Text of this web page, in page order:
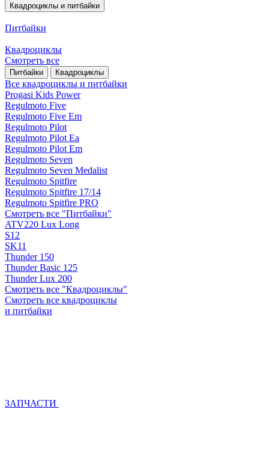
Квадроциклы и питбайки
Питбайки
Квадроциклы
Смотреть все
Питбайки Квадроциклы
Все квадроциклы и питбайки
Progasi Kids Power
Regulmoto Five
Regulmoto Five Em
Regulmoto Pilot
Regulmoto Pilot Ea
Regulmoto Pilot Em
Regulmoto Seven
Regulmoto Seven Medalist
Regulmoto Spitfire
Regulmoto Spitfire 17/14
Regulmoto Spitfire PRO
Смотреть все "Питбайки"
ATV220 Lux Long
S12
SK11
Thunder 150
Thunder Basic 125
Thunder Lux 200
Смотреть все "Квадроциклы"
Смотреть все квадроциклы
и питбайки
ЗАПЧАСТИ